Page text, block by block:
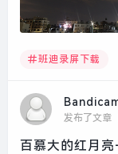
班迪录屏下载
发布了文章
百慕大的红月